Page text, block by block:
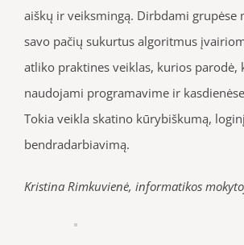
aiškų ir veiksmingą. Dirbdami grupėse
savo pačių sukurtus algoritmus
atliko praktines veiklas, kurios parodė,
naudojami programavime ir
Tokia veikla skatino kūrybiškumą,
bendradarbiavimą.
Kristina Rimkuvienė, informatikos